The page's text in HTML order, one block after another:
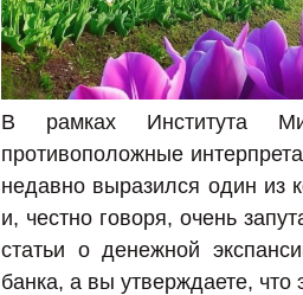
В рамках Института
противоположные
недавно выразился один из
и, честно говоря, очень
статьи о денежной
банка, а вы утверждаете,